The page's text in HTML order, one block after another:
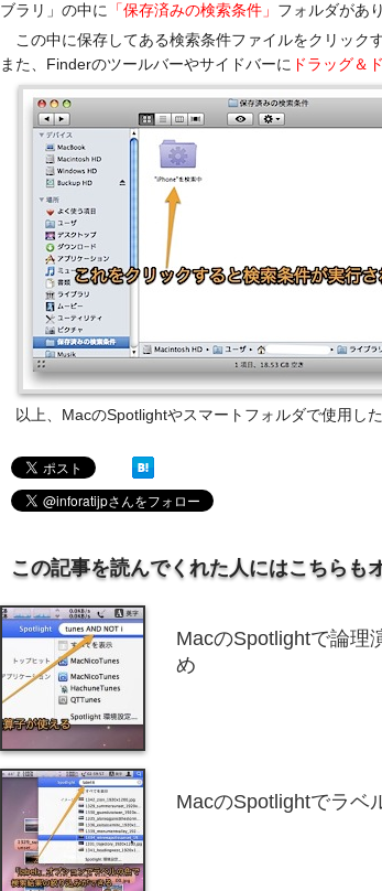
ブラリ」の中に
「保存済みの検索条件」 フォルダがあ
この中に保存してある検索条件ファイルをクリック
また、Finderのツールバーやサイドバーに ドラッグ＆
以上、MacのSpotlightやスマートフォルダで使用し
この記事を読んでくれた人にはこちらも
MacのSpotlightで論理
め
MacのSpotlightでラベ